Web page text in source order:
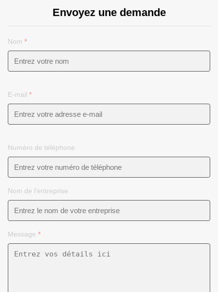
Envoyez une demande
Nom *
E-mail *
Numéro de téléphone
Nom de l'entreprise
Message *